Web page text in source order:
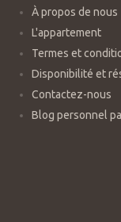
À propos de nous
L'appartement
Termes et
Disponibilité et
Contactez-nous
Blog personnel